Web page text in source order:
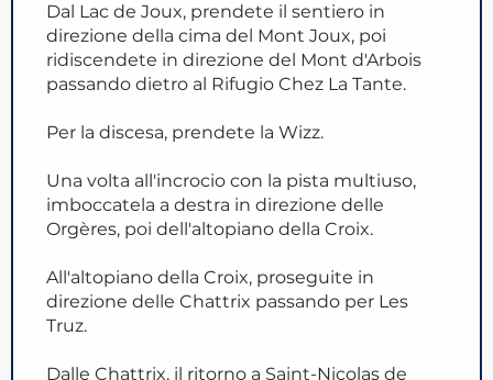
Dal Lac de Joux, prendete il sentiero in
direzione della cima del Mont Joux, poi
ridiscendete in direzione del Mont d'Arbois
passando dietro al Rifugio Chez La Tante.
Per la discesa, prendete la Wizz.
Una volta all'incrocio con la pista multiuso,
imboccatela a destra in direzione delle
Orgères, poi dell'altopiano della Croix.
All'altopiano della Croix, proseguite in
direzione delle Chattrix passando per Les
Truz.
Dalle Chattrix, il ritorno a Saint-Nicolas de